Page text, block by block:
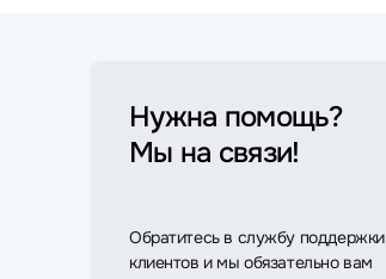
Нужна помощь?
Мы на связи!
Обратитесь в службу поддержки
клиентов и мы обязательно вам